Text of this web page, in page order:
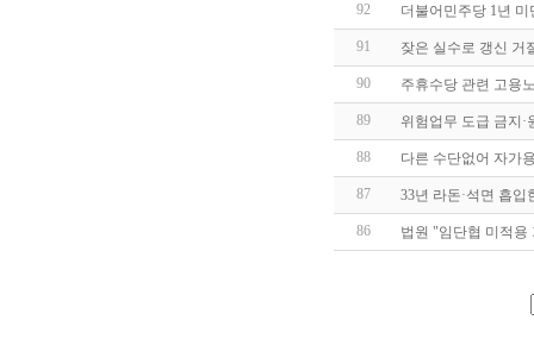
92 더불어민주당 1년
91 잦은 실수로 갱신
90 주휴수당 관련 고용
89 위험업무 도급 금지
88 다른 수단없어 자가
87 33년 라돈·석면 흡
86 법원 "임단협 미적